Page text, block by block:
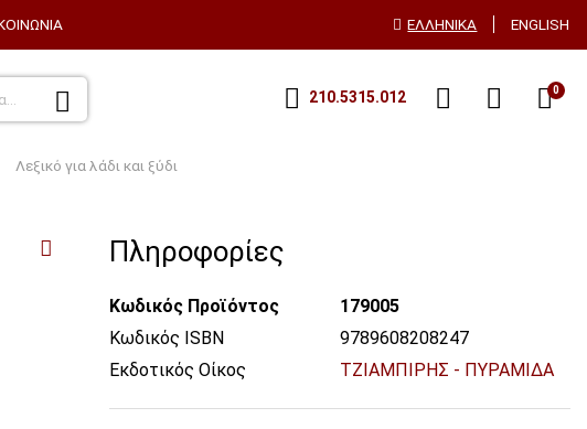
ΕΛΛΗΝΙΚΆ ENGLISH
210.5315.012 0
Λεξικό για λάδι και ξύδι
Πληροφορίες
Κωδικός Προϊόντος
179005
Κωδικός ISBN
9789608208247
Εκδοτικός Οίκος
ΤΖΙΑΜΠΙΡΗΣ - ΠΥΡΑΜΙΔΑ